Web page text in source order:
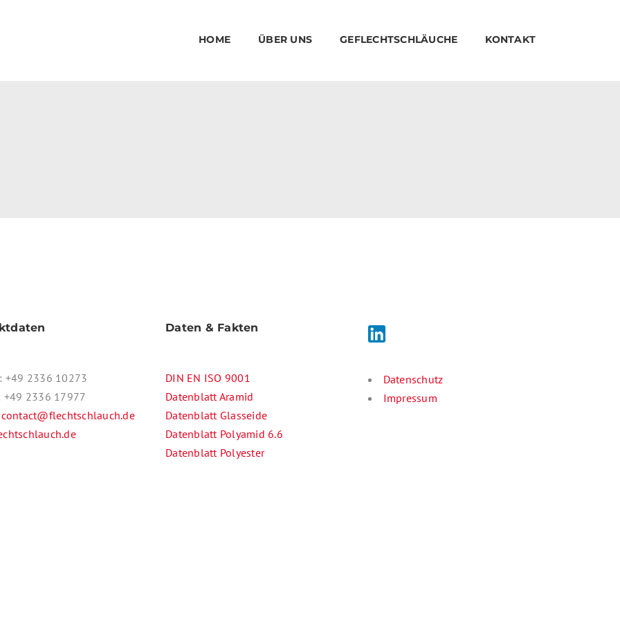
HOME ÜBER UNS GEFLECHTSCHLÄUCHE KONTAKT
+49 2336 10273
+49 2336 17977
contact@flechtschlauch.de
Daten & Fakten
DIN EN ISO 9001
Datenblatt Aramid
Datenblatt Glasseide
Datenblatt Polyamid 6.6
Datenblatt Polyester
Datenschutz
Impressum